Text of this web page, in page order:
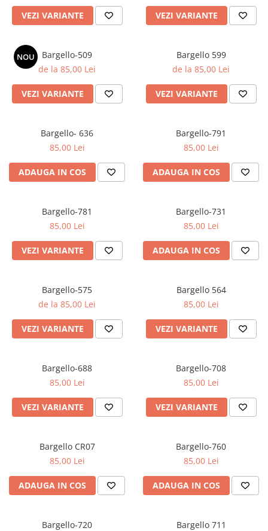
VEZI VARIANTE VEZI VARIANTE
NOU
Bargello-509
de la 85,00 Lei
VEZI VARIANTE
Bargello 599
de la 85,00 Lei
VEZI VARIANTE
Bargello- 636
85,00 Lei
ADAUGA IN COS
Bargello-791
85,00 Lei
ADAUGA IN COS
Bargello-781
85,00 Lei
VEZI VARIANTE
Bargello-731
85,00 Lei
ADAUGA IN COS
Bargello-575
de la 85,00 Lei
VEZI VARIANTE
Bargello 564
85,00 Lei
VEZI VARIANTE
Bargello-688
85,00 Lei
VEZI VARIANTE
Bargello-708
85,00 Lei
VEZI VARIANTE
Bargello CR07
85,00 Lei
ADAUGA IN COS
Bargello-760
85,00 Lei
ADAUGA IN COS
Bargello-720
Bargello 711